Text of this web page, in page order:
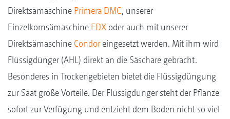
Direktsämaschine Primera DMC , unserer
Einzelkornsämaschine EDX oder auch mit unserer
Direktsämaschine Condoreingesetzt werden. Mit ihm wird
Flüssigdünger (AHL) direkt an die Säschare gebracht.
Besonderes in Trockengebieten bietet die Flüssigdüngung
zur Saat große Vorteile. Der Flüssigdünger steht der Pflanze
sofort zur Verfügung und entzieht dem Boden nicht so viel